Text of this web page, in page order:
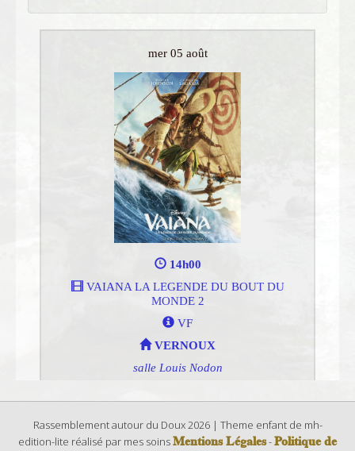
Rassemblement autour du Doux 2026 | Theme enfant de mh-
edition-lite réalisé par mes soinsMentions Légales-Politique de